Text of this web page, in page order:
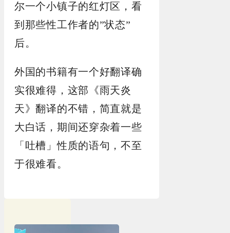
尔一个小镇子的红灯区，看
到那些性工作者的”状态”
后。
外国的书籍有一个好翻译确
实很难得，这部《雨天炎
天》翻译的不错，简直就是
大白话，期间还穿杂着一些
「吐槽」性质的语句，不至
于很难看。